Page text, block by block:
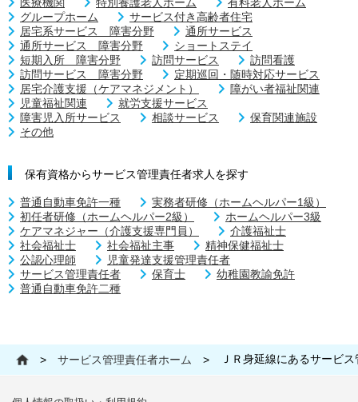
医療機関 特別養護老人ホーム
有料老人ホーム
グループホーム
サービス付き高齢者住宅
居宅系サービス 障害分野
通所サービス
通所サービス 障害分野
ショートステイ
短期入所 障害分野
訪問サービス
訪問看護
訪問サービス 障害分野
定期巡回・随時対応サービス
居宅介護支援（ケアマネジメント）
障がい者福祉関連
児童福祉関連
就労支援サービス
障害児入所サービス
相談サービス
保育関連施設
その他
保有資格からサービス管理責任者求人を探す
普通自動車免許一種
実務者研修（ホームヘルパー1級）
初任者研修（ホームヘルパー2級）
ホームヘルパー3級
ケアマネジャー（介護支援専門員）
介護福祉士
社会福祉士
社会福祉主事
精神保健福祉士
公認心理師
児童発達支援管理責任者
サービス管理責任者
保育士
幼稚園教諭免許
普通自動車免許二種
> サービス管理責任者ホーム > ＪＲ身延線にあるサービ